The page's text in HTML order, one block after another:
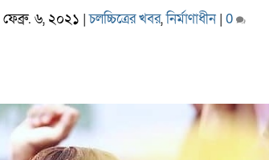
ফেব্রু. ৬, ২০২১ |চলচ্চিত্রের খবর,নির্মাণাধীন| 0